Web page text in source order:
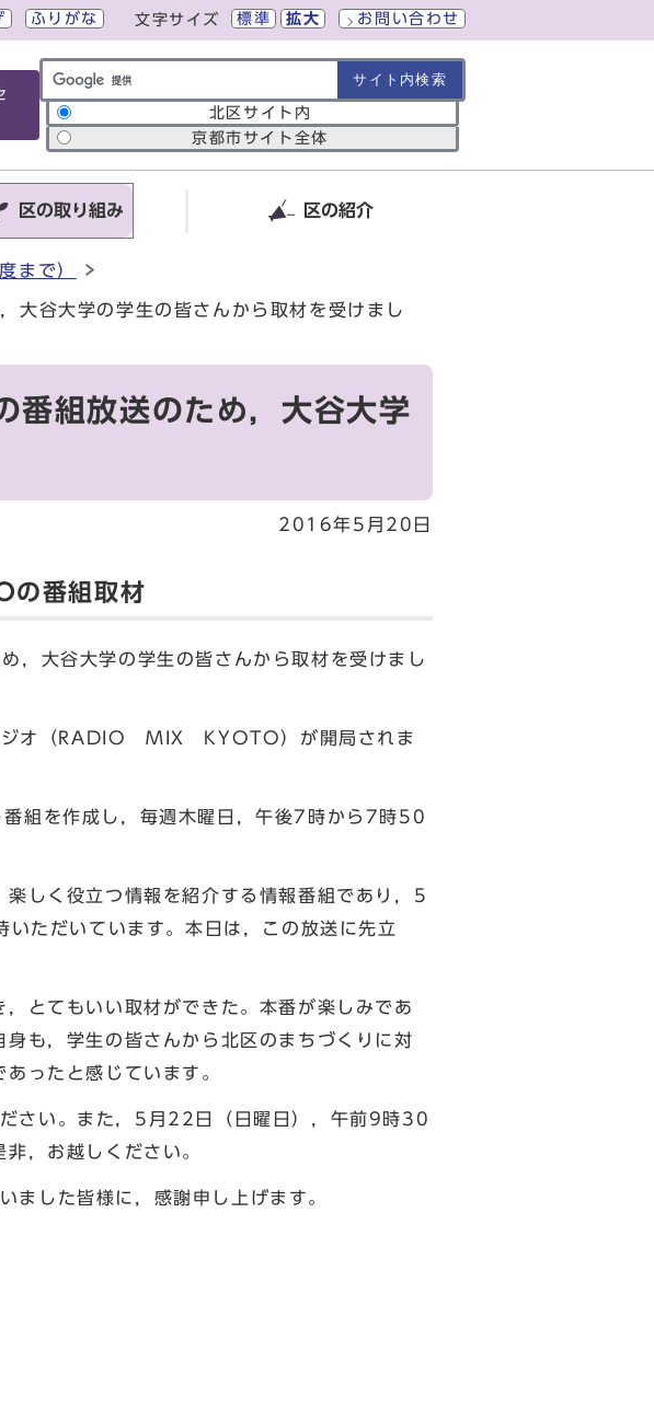
ふりがな 文字サイズ 標準 拡大 お問い合わせ
サイト内検索の範囲
北区サイト内
京都市サイト全体
区の取り組み 区の紹介
まで）
大学の学生の皆さんから取材を受けまし
放送のため，大谷大学
2016年5月20日
番組取材
谷大学の学生の皆さんから取材を受けまし
ジオ（RADIO MIX KYOTO）が開局されま
組を作成し，毎週木曜日，午後7時から7時50
しく役立つ情報を紹介する情報番組であり，5
ただいています。本日は，この放送に先立
とてもいい取材ができた。本番が楽しみであ
も，学生の皆さんから北区のまちづくりに対
ったと感じています。
い。また，5月22日（日曜日），午前9時30
，お越しください。
した皆様に，感謝申し上げます。